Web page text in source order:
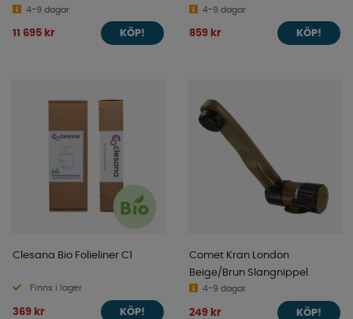
4-9 dagar
11 695 kr KÖP!
4-9 dagar
859 kr KÖP!
Clesana Bio Folieliner C1
Finns i lager
369 kr KÖP!
Comet Kran London
Beige/Brun Slangnippel
4-9 dagar
249 kr KÖP!